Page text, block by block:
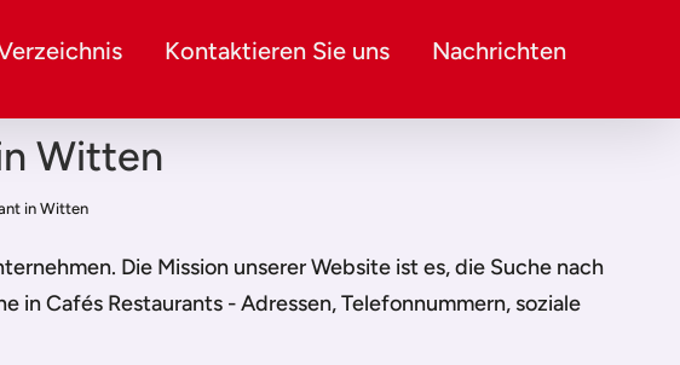
Kontaktieren Sie uns Nachrichten
Witten
in Witten
Die Mission unserer Website ist es, die Suche nach
in Cafés Restaurants - Adressen, Telefonnummern, soziale